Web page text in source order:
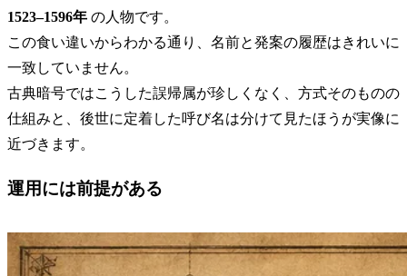
1523–1596年 の人物です。
この食い違いからわかる通り、名前と発案の履歴はきれいに
一致していません。
古典暗号ではこうした誤帰属が珍しくなく、方式そのものの
仕組みと、後世に定着した呼び名は分けて見たほうが実像に
近づきます。
運用には前提がある